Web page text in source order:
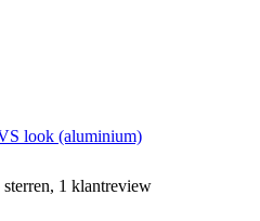
look (aluminium)
1 klantreview